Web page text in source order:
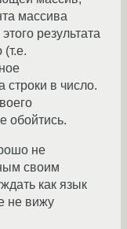
массива
результата
строки в число.
обойтись.
не
своим
как язык
не вижу